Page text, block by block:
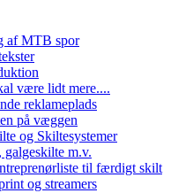
af MTB spor
være lidt mere....
reklameplads
på væggen
og Skiltesystemer
galgeskilte m.v.
til færdigt skilt
og streamers